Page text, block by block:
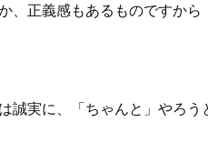
、正義感もあるものですから
誠実に、「ちゃんと」やろ